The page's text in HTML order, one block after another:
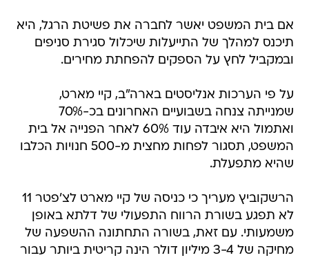
אם בית המשפט יאשר לחברה את פשיטת הרגל, היא
תיכנס למהלך של התייעלות שיכלול סגירת סניפים
ובמקביל לחץ על הספקים להפחתת מחירים.
על פי הערכות אנליסטים בארה"ב, קיי מארט,
שמנייתה צנחה בשבועיים האחרונים בכ-70%
ואתמול היא איבדה עוד 60% לאחר הפנייה אל בית
המשפט, תסגור לפחות מחצית מ-500 חנויות הכלבו
שהיא מתפעלת.
הרשקוביץ מעריך כי כניסה של קיי מארט לצ'פטר 11
לא תפגע בשורת הרווח התפעולי של דלתא באופן
משמעותי. עם זאת, בשורה התחתונה ההשפעה של
מחיקה של 3-4 מיליון דולר הינה קריטית ביותר עבור